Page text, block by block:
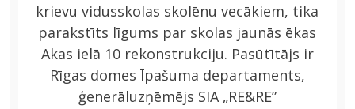
krievu vidusskolas skolēnu vecākiem, tika
parakstīts līgums par skolas jaunās ēkas
Akas ielā 10 rekonstrukciju. Pasūtītājs ir
Rīgas domes Īpašuma departaments,
ģenerāluzņēmējs SIA „RE&RE”